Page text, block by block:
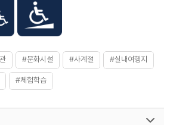
4,288㎡
2,379㎡
: 건물 3동 - 본관 (지하1, 지상3), 별관 2 (지상1층)
1층] 종합 및 아동자료실 - 교양·참고·전문도서 비치
및 대출가능)
2층] 디지털자료실 - 인터넷을 이용한 정보검색 서비스
1층] 아동자료실 - 아동을 위한 각종 도서 비치 (열람
#문화시설 #사계절 #실내여행지
#체험학습